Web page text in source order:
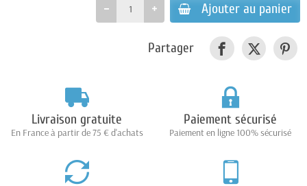
Ajouter au panier
Partager
Livraison gratuite
En France à partir de 75 € d'achats
Paiement sécurisé
Paiement en ligne 100% sécurisé